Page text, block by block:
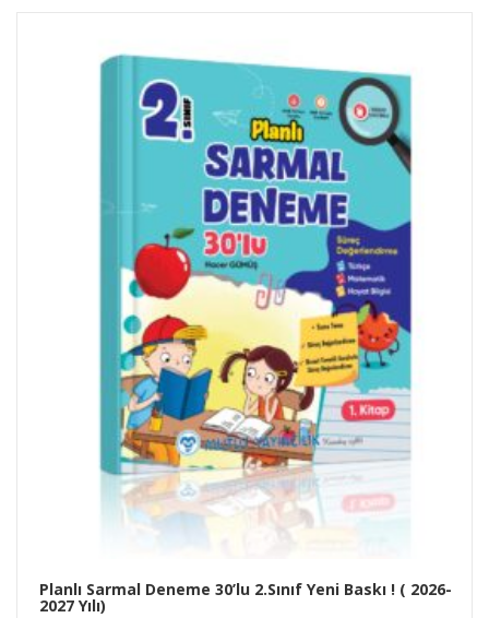
Planlı Sarmal Deneme 30’lu 2.Sınıf Yeni Baskı ! ( 2026-
2027 Yılı)